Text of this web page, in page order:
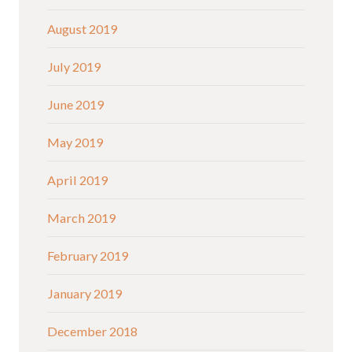
August 2019
July 2019
June 2019
May 2019
April 2019
March 2019
February 2019
January 2019
December 2018